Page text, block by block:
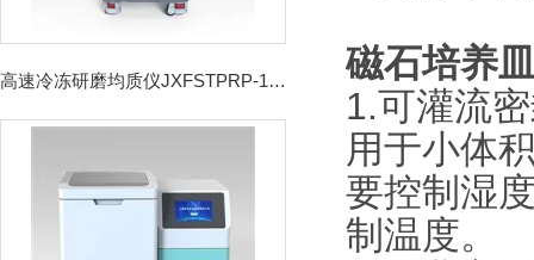
高速冷冻研磨均质仪JXFSTPRP-192CL
磁石培养
1.可灌流
用于小体
要控制湿
制温度。